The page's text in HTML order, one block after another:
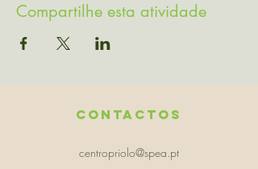
Compartilhe esta atividade
Contactos
centropriolo@spea.pt